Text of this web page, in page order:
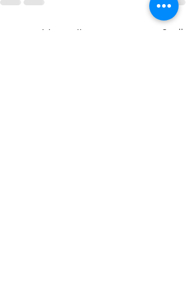
Seneste blogindlæg Se alle